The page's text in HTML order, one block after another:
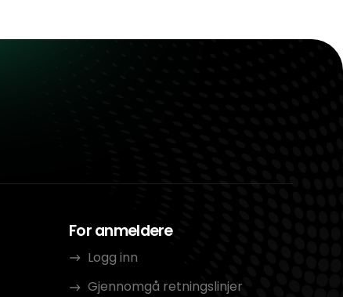
For anmeldere
Logg inn
Gjennomgå retningslinjer